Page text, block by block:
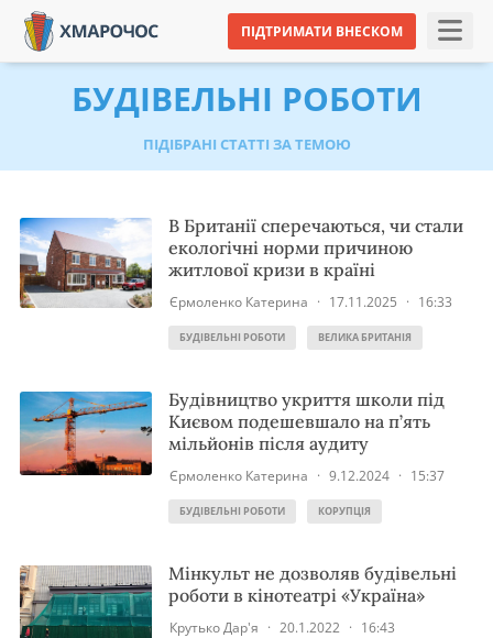
ПІДТРИМАТИ ВНЕСКОМ
БУДІВЕЛЬНІ РОБОТИ
ПІДІБРАНІ СТАТТІ ЗА ТЕМОЮ
В Британії сперечаються, чи стали
екологічні норми причиною
житлової кризи в країні
Єрмоленко Катерина · 17.11.2025 · 16:33
БУДІВЕЛЬНІ РОБОТИ ВЕЛИКА БРИТАНІЯ
Будівництво укриття школи під
Києвом подешевшало на п’ять
мільйонів після аудиту
Єрмоленко Катерина · 9.12.2024 · 15:37
БУДІВЕЛЬНІ РОБОТИ КОРУПЦІЯ
Мінкульт не дозволяв будівельні
роботи в кінотеатрі «Україна»
Крутько Дар'я · 20.1.2022 · 16:43